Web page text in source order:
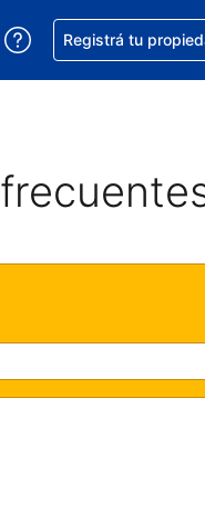
Tu moneda actual
el idioma. El idioma
Conseguí ayuda
Registrá tu